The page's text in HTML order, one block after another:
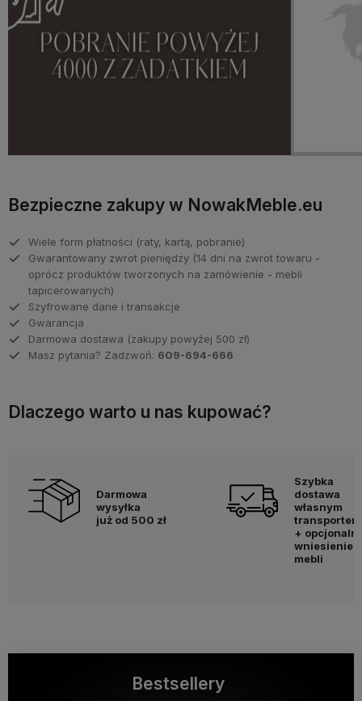
Bezpieczne zakupy w NowakMeble.eu
Wiele form płatności (raty, kartą, pobranie)
Gwarantowany zwrot pieniędzy (14 dni na zwrot towaru -
oprócz produktów tworzonych na zamówienie - mebli
tapicerowanych)
Szyfrowane dane i transakcje
Gwarancja
Darmowa dostawa (zakupy powyżej 500 zł)
Masz pytania? Zadzwoń: 609-694-666
Dlaczego warto u nas kupować?
Darmowa
wysyłka
już od 500 zł
Szybka
dostawa
własnym
transportem
+
wniesienie
mebli
Bestsellery